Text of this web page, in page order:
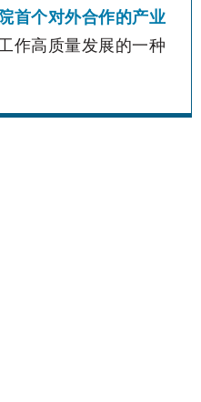
首个对外合作的产业
作高质量发展的一种